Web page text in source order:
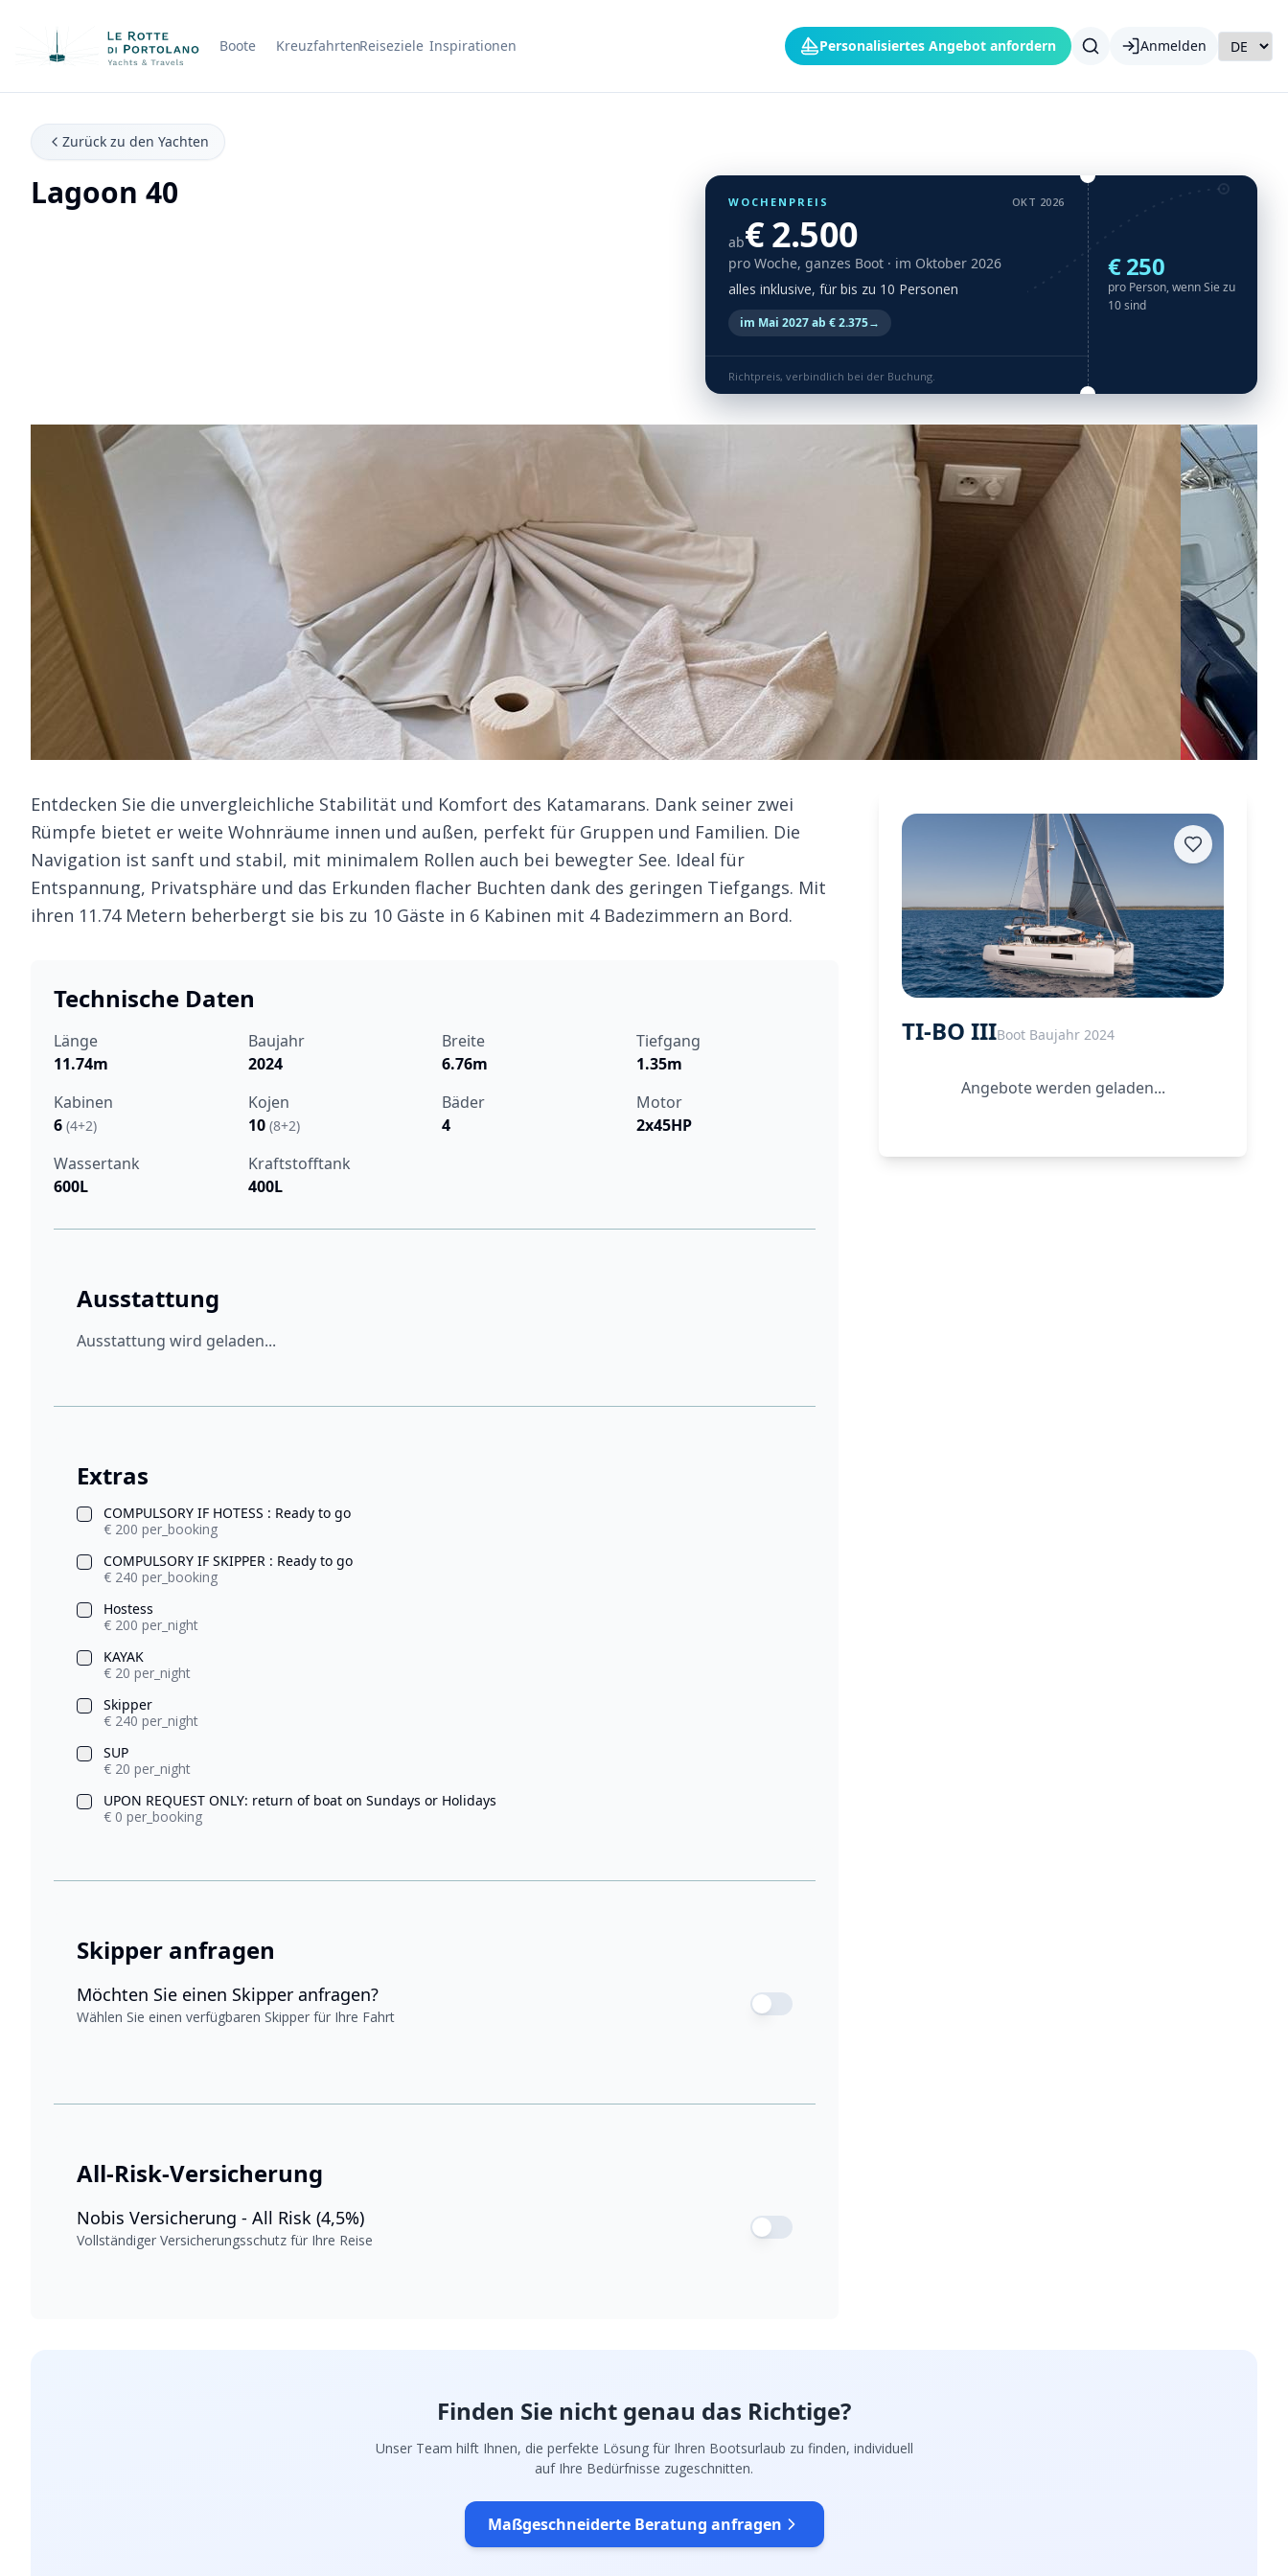
Firmenname Boote KreuzfahrtenReiseziele Inspirationen Personalisiertes Angebot anfordern Anmelden
Zurück zu den Yachten
Lagoon 40 WOCHENPREIS OKT 2026
ab€ 2.500
pro Woche, ganzes Boot · im Oktober 2026
alles inklusive, für bis zu 10 Personen
im Mai 2027 ab € 2.375→
Richtpreis, verbindlich bei der Buchung.
€ 250
pro Person, wenn Sie zu
10 sind
Entdecken Sie die unvergleichliche Stabilität und Komfort des Katamarans. Dank seiner zwei
Rümpfe bietet er weite Wohnräume innen und außen, perfekt für Gruppen und Familien. Die
Navigation ist sanft und stabil, mit minimalem Rollen auch bei bewegter See. Ideal für
Entspannung, Privatsphäre und das Erkunden flacher Buchten dank des geringen Tiefgangs. Mit
ihren 11.74 Metern beherbergt sie bis zu 10 Gäste in 6 Kabinen mit 4 Badezimmern an Bord.
Technische Daten
Länge
11.74m
Baujahr
2024
Breite
6.76m
Tiefgang
1.35m
Kabinen
6 (4+2)
Kojen
10 (8+2)
Bäder
4
Motor
2x45HP
Wassertank
600L
Kraftstofftank
400L
Ausstattung
Ausstattung wird geladen...
Extras
COMPULSORY IF HOTESS : Ready to go
€ 200 per_booking
COMPULSORY IF SKIPPER : Ready to go
€ 240 per_booking
Hostess
€ 200 per_night
KAYAK
€ 20 per_night
Skipper
€ 240 per_night
SUP
€ 20 per_night
UPON REQUEST ONLY: return of boat on Sundays or Holidays
€ 0 per_booking
Skipper anfragen
Möchten Sie einen Skipper anfragen?
Wählen Sie einen verfügbaren Skipper für Ihre Fahrt
All-Risk-Versicherung
Nobis Versicherung - All Risk (4,5%)
Vollständiger Versicherungsschutz für Ihre Reise
TI-BO IIIBoot Baujahr 2024
Angebote werden geladen...
Finden Sie nicht genau das Richtige?
Unser Team hilft Ihnen, die perfekte Lösung für Ihren Bootsurlaub zu finden, individuell
auf Ihre Bedürfnisse zugeschnitten.
Maßgeschneiderte Beratung anfragen